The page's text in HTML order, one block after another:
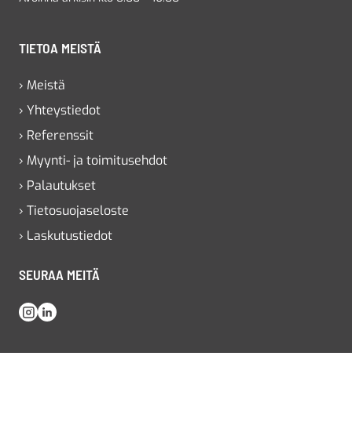
TIETOA MEISTÄ
› Meistä
› Yhteystiedot
› Referenssit
› Myynti- ja toimitusehdot
› Palautukset
› Tietosuojaseloste
› Laskutustiedot
SEURAA MEITÄ
Instagram
LinkedIn